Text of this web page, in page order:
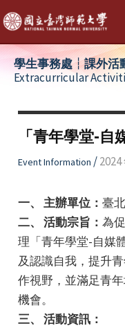
Skip
to
content
學生事務處┆課外活
Extracurricular
「青年學堂-自
Event Information /2024
一、 主辦單位： 臺
二、 活動宗旨： 為
理「青年學堂-自媒
及認識自我，提升
作視野，並滿足青
機會。
三、 活動資訊：